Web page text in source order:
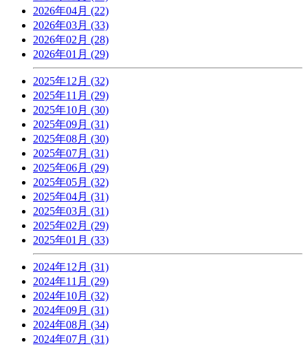
2026年04月 (22)
2026年03月 (33)
2026年02月 (28)
2026年01月 (29)
2025年12月 (32)
2025年11月 (29)
2025年10月 (30)
2025年09月 (31)
2025年08月 (30)
2025年07月 (31)
2025年06月 (29)
2025年05月 (32)
2025年04月 (31)
2025年03月 (31)
2025年02月 (29)
2025年01月 (33)
2024年12月 (31)
2024年11月 (29)
2024年10月 (32)
2024年09月 (31)
2024年08月 (34)
2024年07月 (31)